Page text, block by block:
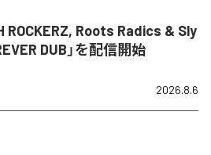
ROCKERZ, Roots Radics & Sly
DUB」を配信開始
2026.8.6